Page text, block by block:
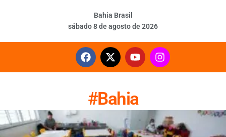
Bahia Brasil
sábado 8 de agosto de 2026
#Bahia